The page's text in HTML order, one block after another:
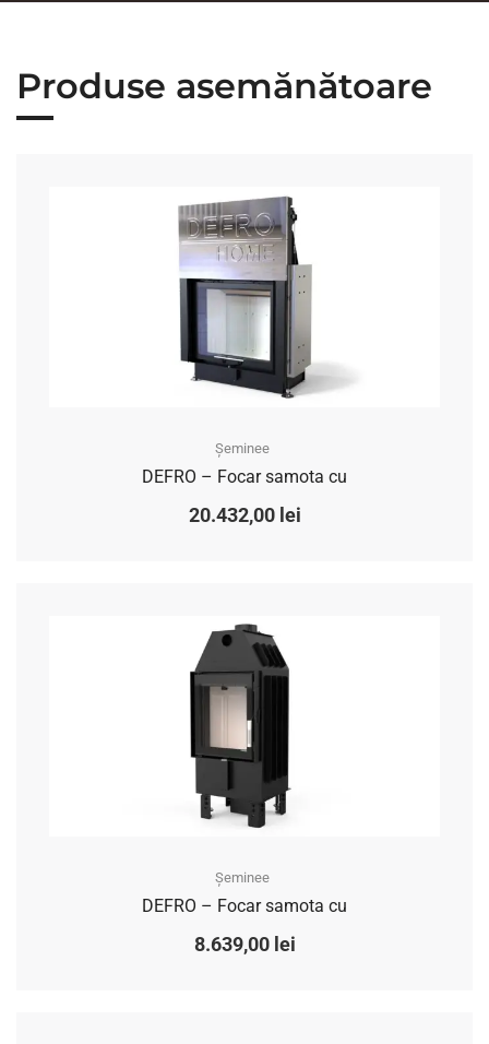
Produse asemănătoare
Șeminee
DEFRO – Focar samota cu
20.432,00 lei
Șeminee
DEFRO – Focar samota cu
8.639,00 lei